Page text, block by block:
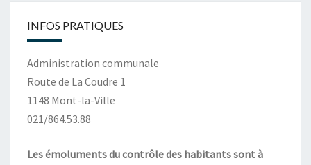
INFOS PRATIQUES
Administration communale
Route de La Coudre 1
1148 Mont-la-Ville
021/864.53.88
Les émoluments du contrôle des habitants sont à